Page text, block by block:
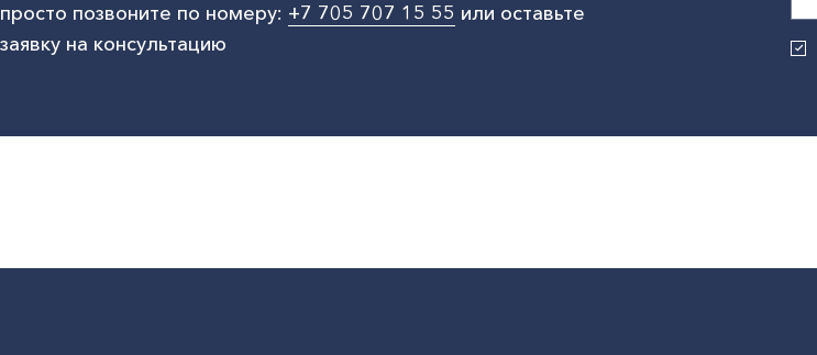
просто позвоните по номеру: +7 705 707 15 55 или оставьте
заявку на консультацию